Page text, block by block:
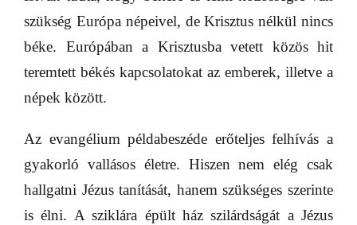
szükség Európa népeivel, de Krisztus nélkül nincs
béke. Európában a Krisztusba vetett közös hit
teremtett békés kapcsolatokat az emberek, illetve a
népek között.
Az evangélium példabeszéde erőteljes felhívás a
gyakorló vallásos életre. Hiszen nem elég csak
hallgatni Jézus tanítását, hanem szükséges szerinte
is élni. A sziklára épült ház szilárdságát a Jézus